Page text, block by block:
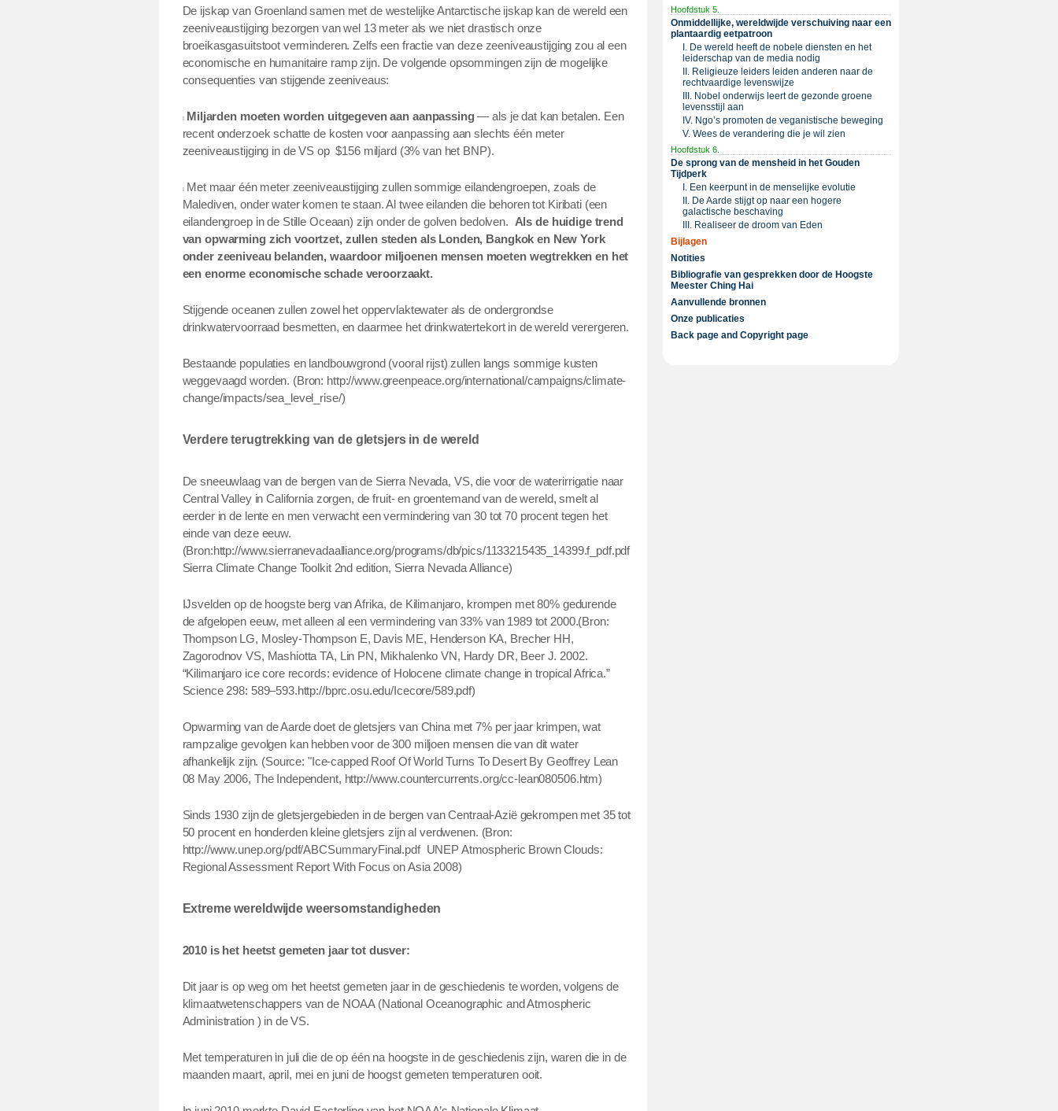
De ijskap van Groenland samen met de westelijke Antarctische ijskap kan de wereld een
zeeniveaustijging bezorgen van wel 13 meter als we niet drastisch onze
broeikasgasuitstoot verminderen. Zelfs een fractie van deze zeeniveaustijging zou al een
economische en humanitaire ramp zijn. De volgende opsommingen zijn de mogelijke
consequenties van stijgende zeeniveaus:
Miljarden moeten worden uitgegeven aan aanpassing— als je dat kan betalen. Een
recent onderzoek schatte de kosten voor aanpassing aan slechts één meter
zeeniveaustijging in de VS op $156 miljard (3% van het BNP).
Met maar één meter zeeniveaustijging zullen sommige eilandengroepen, zoals de
Malediven, onder water komen te staan. Al twee eilanden die behoren tot Kiribati (een
eilandengroep in de Stille Oceaan) zijn onder de golven bedolven.
Als de huidige trend
van opwarming zich voortzet, zullen steden als Londen, Bangkok en New York
onder zeeniveau belanden, waardoor miljoenen mensen moeten wegtrekken en het
een enorme economische schade veroorzaakt.
Stijgende oceanen zullen zowel het oppervlaktewater als de ondergrondse
drinkwatervoorraad besmetten, en daarmee het drinkwatertekort in de wereld verergeren.
Bestaande populaties en landbouwgrond (vooral rijst) zullen langs sommige kusten
weggevaagd worden. (Bron: http://www.greenpeace.org/international/campaigns/climate-
change/impacts/sea_level_rise/)
Verdere terugtrekking van de gletsjers in de wereld
De sneeuwlaag van de bergen van de Sierra Nevada, VS, die voor de waterirrigatie naar
Central Valley in California zorgen, de fruit- en groentemand van de wereld, smelt al
eerder in de lente en men verwacht een vermindering van 30 tot 70 procent tegen het
einde van deze eeuw.
(Bron:http://www.sierranevadaalliance.org/programs/db/pics/1133215435_14399.f_pdf.pdf
Sierra Climate Change Toolkit 2nd edition, Sierra Nevada Alliance)
IJsvelden op de hoogste berg van Afrika, de Kilimanjaro, krompen met 80% gedurende
de afgelopen eeuw, met alleen al een vermindering van 33% van 1989 tot 2000.(Bron:
Thompson LG, Mosley-Thompson E, Davis ME, Henderson KA, Brecher HH,
Zagorodnov VS, Mashiotta TA, Lin PN, Mikhalenko VN, Hardy DR, Beer J. 2002.
“Kilimanjaro ice core records: evidence of Holocene climate change in tropical Africa.”
Science 298: 589–593.http://bprc.osu.edu/Icecore/589.pdf)
Opwarming van de Aarde doet de gletsjers van China met 7% per jaar krimpen, wat
rampzalige gevolgen kan hebben voor de 300 miljoen mensen die van dit water
afhankelijk zijn. (Source: "Ice-capped Roof Of World Turns To Desert By Geoffrey Lean
08 May 2006, The Independent, http://www.countercurrents.org/cc-lean080506.htm)
Sinds 1930 zijn de gletsjergebieden in de bergen van Centraal-Azië gekrompen met 35 tot
50 procent en honderden kleine gletsjers zijn al verdwenen. (Bron:
http://www.unep.org/pdf/ABCSummaryFinal.pdf UNEP Atmospheric Brown Clouds:
Regional Assessment Report With Focus on Asia 2008)
Extreme wereldwijde weersomstandigheden
2010 is het heetst gemeten jaar tot dusver:
Dit jaar is op weg om het heetst gemeten jaar in de geschiedenis te worden, volgens de
klimaatwetenschappers van de NOAA (National Oceanographic and Atmospheric
Administration ) in de VS.
Met temperaturen in juli die de op één na hoogste in de geschiedenis zijn, waren die in de
maanden maart, april, mei en juni de hoogst gemeten temperaturen ooit.
Hoofdstuk 5.
Onmiddellijke, wereldwijde verschuiving naar een
plantaardig eetpatroon
I. De wereld heeft de nobele diensten en het
leiderschap van de media nodig
II. Religieuze leiders leiden anderen naar de
rechtvaardige levenswijze
III. Nobel onderwijs leert de gezonde groene
levensstijl aan
IV. Ngo’s promoten de veganistische beweging
V. Wees de verandering die je wil zien
Hoofdstuk 6.
De sprong van de mensheid in het Gouden
Tijdperk
I. Een keerpunt in de menselijke evolutie
II. De Aarde stijgt op naar een hogere
galactische beschaving
III. Realiseer de droom van Eden
Bijlagen
Notities
Bibliografie van gesprekken door de Hoogste
Meester Ching Hai
Aanvullende bronnen
Onze publicaties
Back page and Copyright page